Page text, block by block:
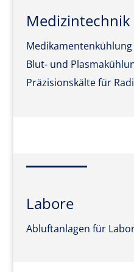
Medizintechnik
Medikamentenkühlung
Blut- und
Präzisionskälte für
Labore
Abluftanlagen für